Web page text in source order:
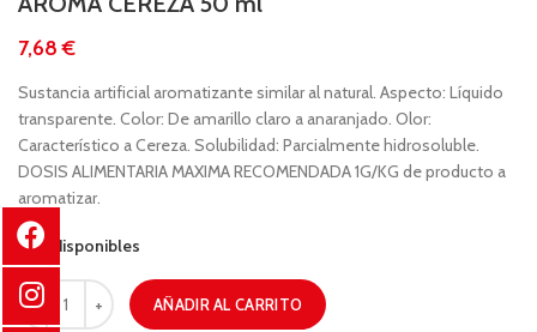
€
Sustancia artificial aromatizante similar al natural. Aspecto: Líquido
transparente. Color: De amarillo claro a anaranjado. Olor:
Característico a Cereza. Solubilidad: Parcialmente hidrosoluble.
DOSIS ALIMENTARIA MAXIMA RECOMENDADA 1G/KG de producto a
aromatizar.
7 disponibles
AÑADIR AL CARRITO